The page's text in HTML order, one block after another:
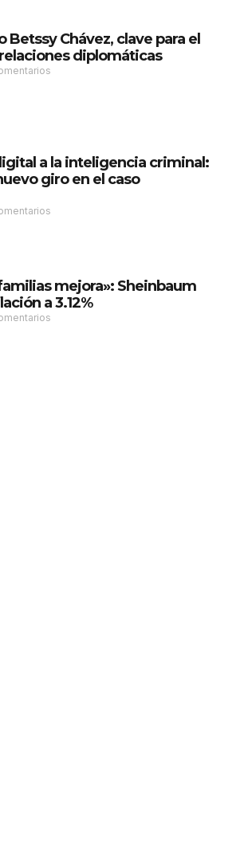
Betssy Chávez, clave para el
diplomáticas
a la inteligencia criminal:
giro en el caso
mejora»: Sheinbaum
a 3.12%